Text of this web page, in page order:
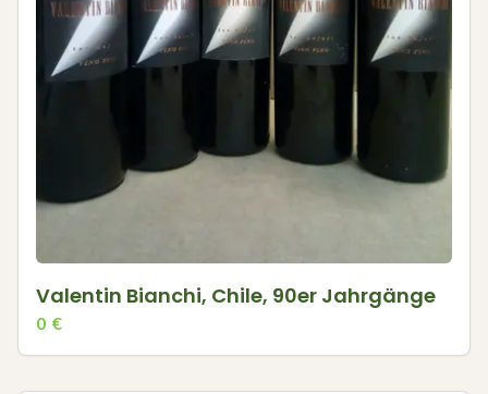
Valentin Bianchi, Chile, 90er Jahrgänge
0 €